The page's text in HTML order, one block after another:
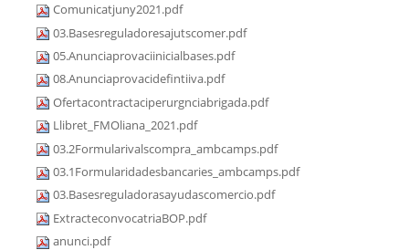
Comunicatjuny2021.pdf
03.Basesreguladoresajutscomer.pdf
05.Anunciaprovaciinicialbases.pdf
08.Anunciaprovacidefintiiva.pdf
Ofertacontractaciperurgnciabrigada.pdf
Llibret_FMOliana_2021.pdf
03.2Formularivalscompra_ambcamps.pdf
03.1Formularidadesbancaries_ambcamps.pdf
03.Basesreguladorasayudascomercio.pdf
ExtracteconvocatriaBOP.pdf
anunci.pdf